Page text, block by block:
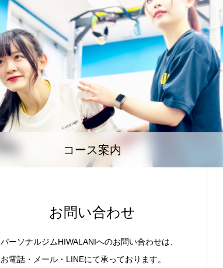
コース案内
お問い合わせ
パーソナルジムHIWALANIへのお問い合わせは、
お電話・メール・LINEにて承っております。